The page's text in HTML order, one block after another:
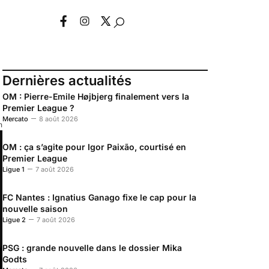
Dernières actualités
OM : Pierre-Emile Højbjerg finalement vers la
Premier League ?
Mercato 8 août 2026
OM : ça s’agite pour Igor Paixão, courtisé en
Premier League
Ligue 1 7 août 2026
FC Nantes : Ignatius Ganago fixe le cap pour la
nouvelle saison
Ligue 2 7 août 2026
PSG : grande nouvelle dans le dossier Mika
Godts